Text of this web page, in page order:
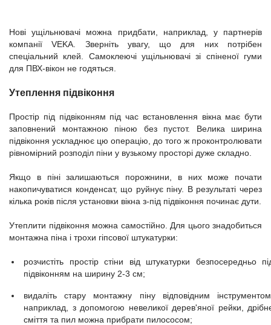
Нові ущільнювачі можна придбати, наприклад, у партнерів
компанії VEKA. Зверніть увагу, що для них потрібен
спеціальний клей. Самоклеючі ущільнювачі зі спіненої гуми
для ПВХ-вікон не годяться.
Утеплення підвіконня
Простір під підвіконням під час встановлення вікна має бути
заповнений монтажною піною без пустот. Велика ширина
підвіконня ускладнює цю операцію, до того ж проконтролювати
рівномірний розподіл піни у вузькому просторі дуже складно.
Якщо в піні залишаються порожнини, в них може почати
накопичуватися конденсат, що руйнує піну. В результаті через
кілька років після установки вікна з-під підвіконня починає дути.
Утеплити підвіконня можна самостійно. Для цього знадобиться
монтажна піна і трохи гіпсової штукатурки:
розчистіть простір стіни від штукатурки безпосередньо
підвіконням на ширину 2-3 см;
видаліть стару монтажну піну відповідним
наприклад, з допомогою невеликої дерев'яної рейки,
сміття та пил можна прибрати пилососом;